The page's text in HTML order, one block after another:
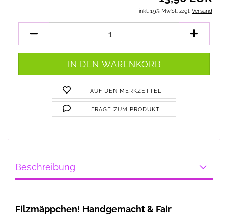
inkl. 19% MwSt. zzgl. Versand
AUF DEN MERKZETTEL
FRAGE ZUM PRODUKT
Beschreibung
Filzmäppchen! Handgemacht & Fair